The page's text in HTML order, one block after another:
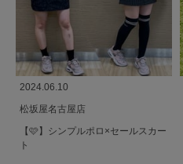
2024.06.10
松坂屋名古屋店
【🩷】シンプルポロ×セールスカー
ト